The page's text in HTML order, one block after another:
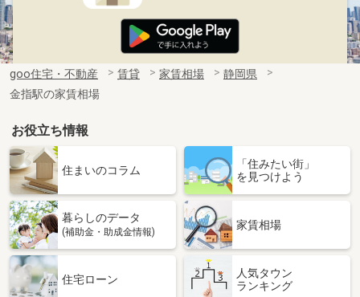
goo住宅・不動産 賃貸 家賃相場
静岡県
金指駅の家賃相場
お役立ち情報
住まいのコラム
「住みたい街」
を見つけよう
暮らしのデータ
(補助金・助成金情報)
家賃相場
住宅ローン
人気タウン
ランキング